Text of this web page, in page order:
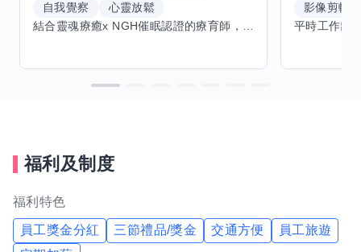
自我覺察
心靈放鬆
影像剪輯
福利及制度
福利特色
員工獎金分紅 三節禮品/獎金 交通方便
員工旅遊